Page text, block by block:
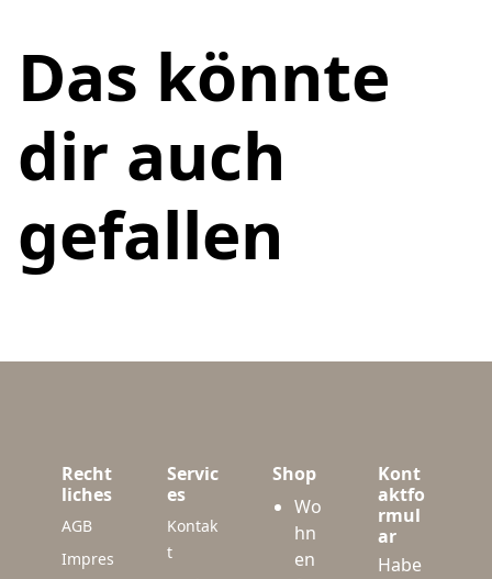
Das könnte
dir auch
gefallen
Recht
liches
AGB
Impres
Servic
es
Kontak
t
Shop
Wo
hn
en
Kont
aktfo
rmul
ar
Habe